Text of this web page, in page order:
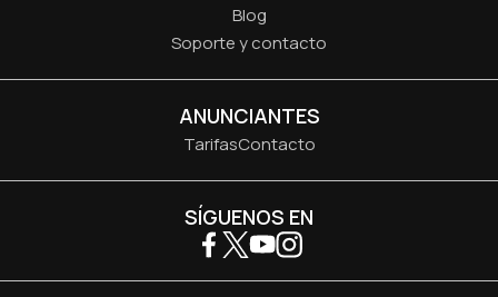
Blog
Soporte y contacto
ANUNCIANTES
TarifasContacto
SÍGUENOS EN